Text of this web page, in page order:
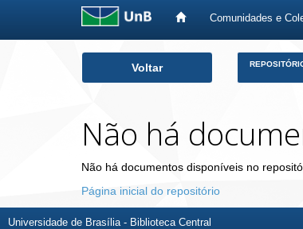
Comunidades e
Voltar
Não há
Não há documentos disponíveis no
Página inicial do repositório
Universidade de Brasília - Biblioteca Central